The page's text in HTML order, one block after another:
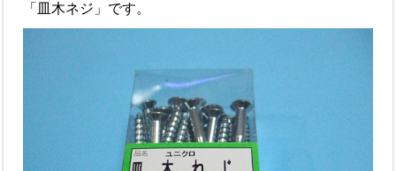
「皿木ネジ」です。